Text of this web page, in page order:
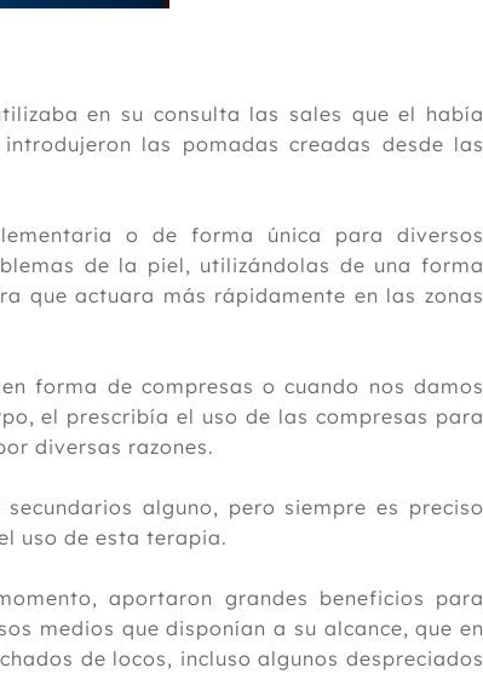
en su consulta las sales que el había
las pomadas creadas desde las
o de forma única para diversos
de la piel, utilizándolas de una forma
que actuara más rápidamente en las zonas
forma de compresas o cuando nos damos
el prescribía el uso de las compresas para
diversas razones.
alguno, pero siempre es preciso
uso de esta terapia.
aportaron grandes beneficios para
medios que disponían a su alcance, que en
de locos, incluso algunos despreciados